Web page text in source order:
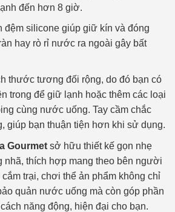
đến hơn 8 giờ.
đệm silicone giúp giữ kín và đóng
hay rò rỉ nước ra ngoài gây bất
thước tương đối rộng, do đó bạn có
trong để giữ lạnh hoặc thêm các loại
cùng nước uống. Tay cầm chắc
giúp bạn thuận tiện hơn khi sử dụng.
Gourmetsở hữu thiết kế gọn nhẹ
nhã, thích hợp mang theo bên người
cắm trại, chơi thể ản phẩm không chỉ
quản nước uống mà còn góp phần
năng động, hiện đại cho bạn.